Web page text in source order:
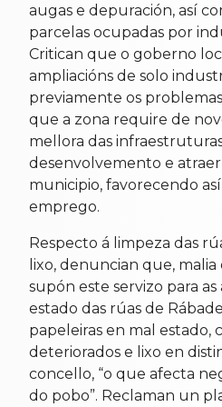
augas e depuración, así
parcelas ocupadas por
Critican que o goberno
ampliacións de solo
previamente os
que a zona require de
mellora das
desenvolvemento e atraer
municipio, favorecendo
emprego.
Respecto á limpeza das
lixo, denuncian que,
supón este servizo para as
estado das rúas de
papeleiras en mal estado,
deteriorados e lixo en
concello, “o que afecta
do pobo”. Reclaman un